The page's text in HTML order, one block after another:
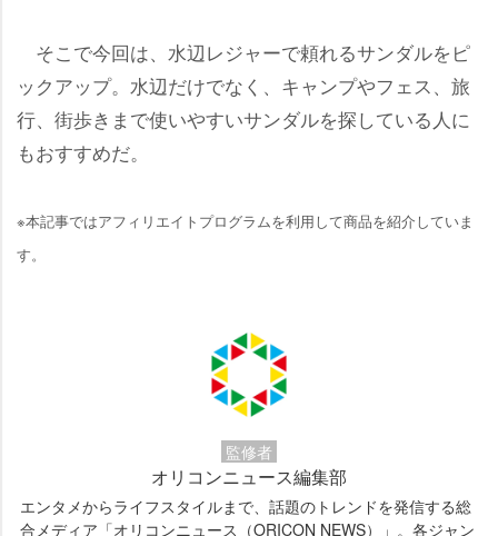
そこで今回は、水辺レジャーで頼れるサンダルをピ
ックアップ。水辺だけでなく、キャンプやフェス、旅
行、街歩きまで使いやすいサンダルを探している人に
もおすすめだ。
※本記事ではアフィリエイトプログラムを利用して商品を紹介していま
す。
監修者
オリコンニュース編集部
エンタメからライフスタイルまで、話題のトレンドを発信する総
合メディア「オリコンニュース（ORICON NEWS）」。各ジャン